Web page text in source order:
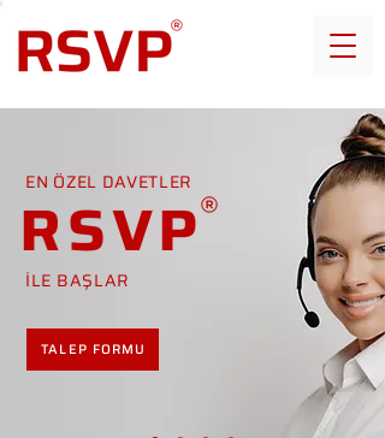
EN ÖZEL DAVETLER
RSVP
İLE BAŞLAR
TALEP FORMU